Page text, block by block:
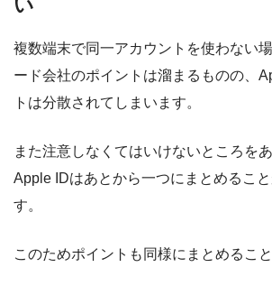
い
複数端末で同一アカウントを使わない
ード会社のポイントは溜まるものの、
トは分散されてしまいます。
また注意しなくてはいけないところを
Apple IDはあとから一つにまとめるこ
す。
このためポイントも同様にまとめるこ